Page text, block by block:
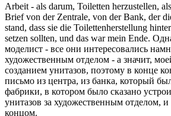
Arbeit - als darum, Toiletten herzustellen,
Brief von der Zentrale, von der Bank, der
stand, dass sie die Toilettenherstellung
setzen sollten, und das war mein Ende.
моделист - все они интересовались
художественным отделом - а значит,
созданием унитазов, поэтому в конце
письмо из центра, из банка, который
фабрики, в котором было сказано
унитазов за художественным отделом,
концом.